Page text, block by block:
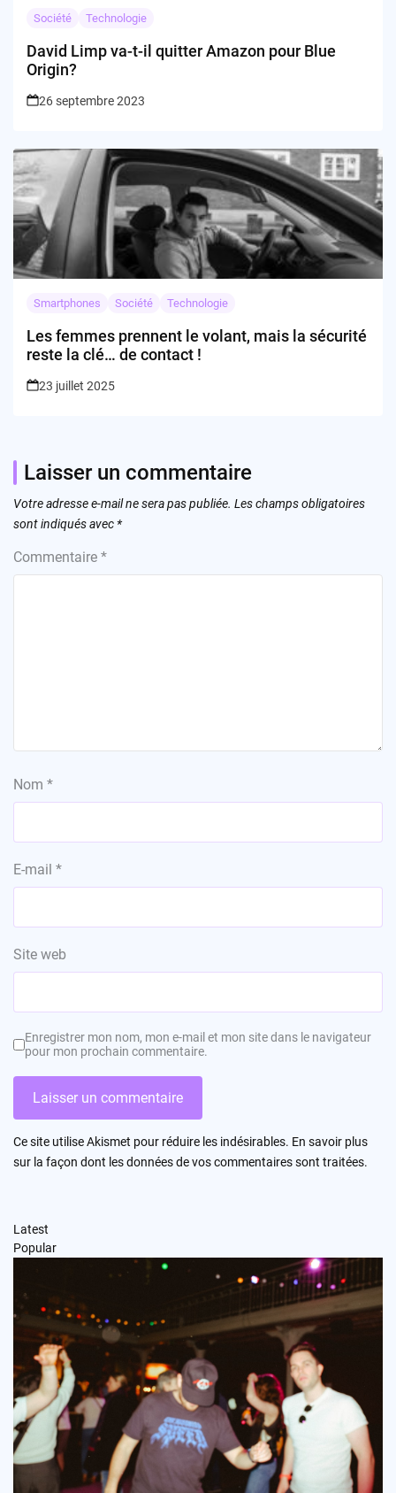
Société Technologie
David Limp va-t-il quitter Amazon pour Blue
Origin?
26 septembre 2023
Smartphones Société Technologie
Les femmes prennent le volant, mais la sécurité
reste la clé… de contact !
23 juillet 2025
Laisser un commentaire
Votre adresse e-mail ne sera pas publiée. Les champs obligatoires
sont indiqués avec *
Commentaire *
Nom *
E-mail *
Site web
Enregistrer mon nom, mon e-mail et mon site dans le navigateur
pour mon prochain commentaire.
Ce site utilise Akismet pour réduire les indésirables. En savoir plus
sur la façon dont les données de vos commentaires sont traitées.
Latest
Popular